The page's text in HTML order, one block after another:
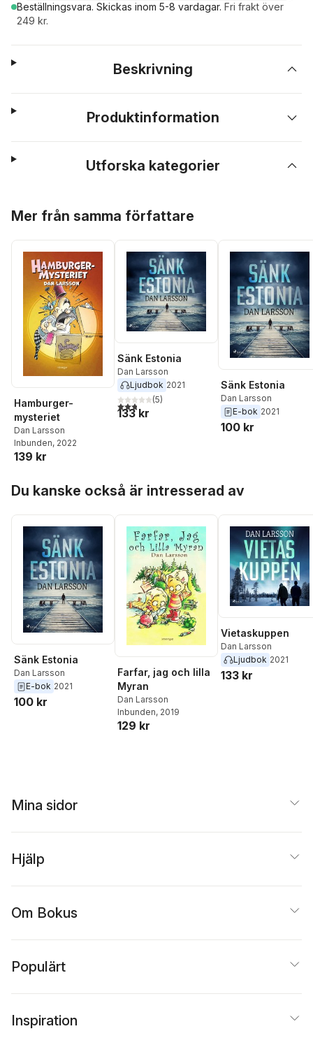
Beställningsvara. Skickas inom 5-8 vardagar. Fri frakt över
249 kr.
Beskrivning
Produktinformation
Utforska kategorier
Mer från samma författare
Hamburger-
mysteriet
Dan Larsson
Inbunden, 2022
139 kr
Sänk Estonia
Dan Larsson
Ljudbok 2021
2,8utav 5 stjärnor. Totalt antal röster:
(5)
133 kr
Sänk Estonia
Dan Larsson
E-bok 2021
100 kr
Du kanske också är intresserad av
Sänk Estonia
Dan Larsson
E-bok 2021
100 kr
Farfar, jag och lilla
Myran
Dan Larsson
Inbunden, 2019
129 kr
Vietaskuppen
Dan Larsson
Ljudbok 2021
133 kr
Mina sidor
Hjälp
Om Bokus
Populärt
Inspiration